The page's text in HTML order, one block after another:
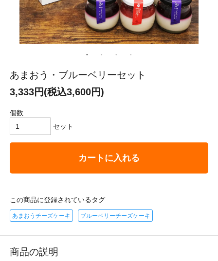
あまおう・ブルーベリーセット
3,333円(税込3,600円)
個数
セット
カートに入れる
この商品に登録されているタグ
あまおうチーズケーキ ブルーベリーチーズケーキ
商品の説明